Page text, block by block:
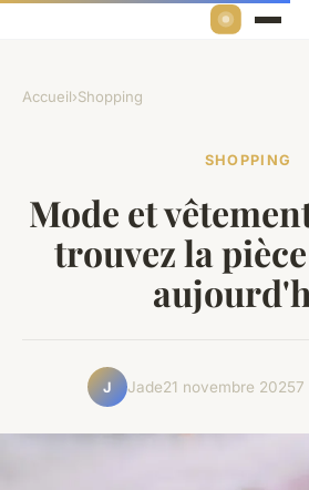
Accueil›Shopping
SHOPPING
Mode et
trouvez la
J Jade21 novembre 20257